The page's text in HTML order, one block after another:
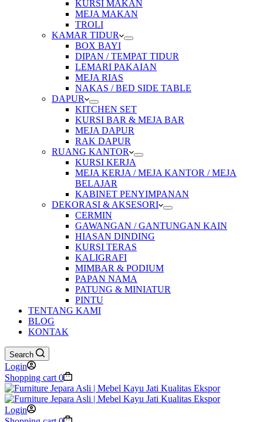
KURSI MAKAN
MEJA MAKAN
TROLI
KAMAR TIDUR
BOX BAYI
DIPAN / TEMPAT TIDUR
LEMARI PAKAIAN
MEJA RIAS
NAKAS / BED SIDE TABLE
DAPUR
KITCHEN SET
KURSI BAR & MEJA BAR
MEJA DAPUR
RAK DAPUR
RUANG KANTOR
KURSI KERJA
MEJA KERJA / MEJA KANTOR / MEJA
BELAJAR
KABINET PENYIMPANAN
DEKORASI & AKSESORI
CERMIN
GAWANGAN / GANTUNGAN KAIN
HIASAN DINDING
KURSI TERAS
KALIGRAFI
MIMBAR & PODIUM
PAPAN NAMA
PATUNG & MINIATUR
PINTU
TENTANG KAMI
BLOG
KONTAK
Search
Login
Shopping cart 0
Login